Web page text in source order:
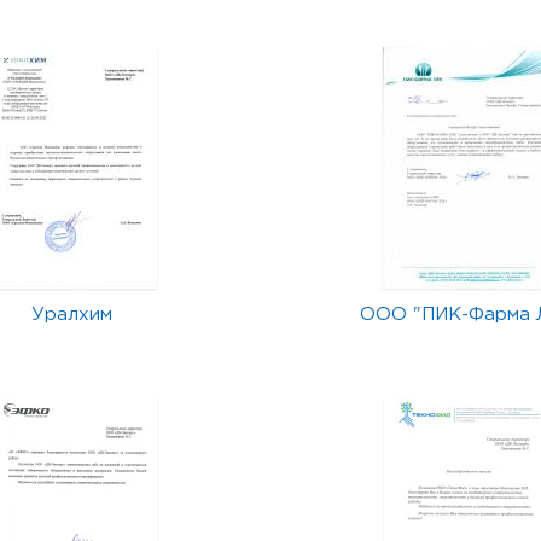
Уралхим ООО "ПИК-Фарма